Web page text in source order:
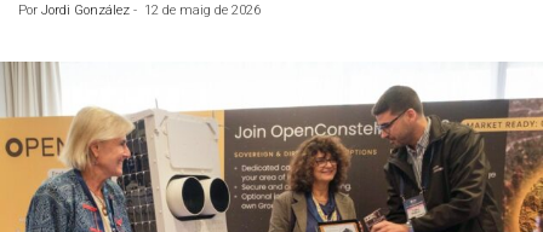
Por Jordi González - 12 de maig de 2026